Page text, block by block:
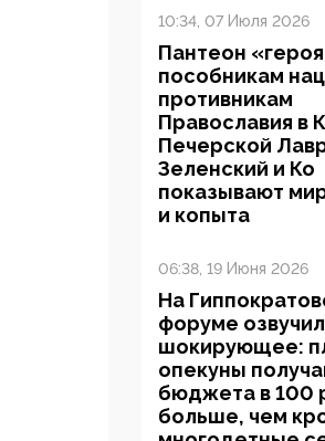
10:34, 07 Июля 2026
Пантеон
пособникам
противникам
Православия в
Печерской
Зеленский и Ко
показывают
и копыта
06:38, 19 Июня 2026
На
форуме
шокирующее:
опекуны
бюджета в 100
больше, чем